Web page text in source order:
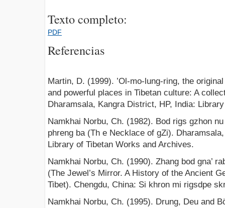
Texto completo:
PDF
Referencias
Martin, D. (1999). ’Ol-mo-lung-ring, the
and powerful places in Tibetan culture: A
Dharamsala, Kangra District, HP, India:
Namkhai Norbu, Ch. (1982). Bod rigs gzhon
phreng ba (Th e Necklace of gZi).
Library of Tibetan Works and Archives.
Namkhai Norbu, Ch. (1990). Zhang bod gna’
(The Jewel’s Mirror. A History of the Ancient
Tibet). Chengdu, China: Si khron mi rigsdpe
Namkhai Norbu, Ch. (1995). Drung, Deu and